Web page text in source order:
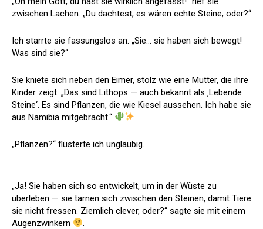
zwischen Lachen. „Du dachtest, es wären echte Steine, oder?“
Ich starrte sie fassungslos an. „Sie… sie haben sich bewegt!
Was sind sie?“
Sie kniete sich neben den Eimer, stolz wie eine Mutter, die ihre
Kinder zeigt. „Das sind Lithops — auch bekannt als ‚Lebende
Steine‘. Es sind Pflanzen, die wie Kiesel aussehen. Ich habe sie
aus Namibia mitgebracht.“
„Pflanzen?“ flüsterte ich ungläubig.
„Ja! Sie haben sich so entwickelt, um in der Wüste zu
überleben — sie tarnen sich zwischen den Steinen, damit Tiere
sie nicht fressen. Ziemlich clever, oder?“ sagte sie mit einem
Augenzwinkern
.